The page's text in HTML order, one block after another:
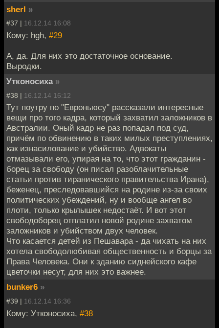
sherl »
#37 | 16.12.14 16:08
Кому: hgh, #29
А, да. Для них это достаточное основание.
Выродки.
Утконосиха »
#38 | 16.12.14 16:12
Тут поутру по "Евроньюсу" рассказали интересные
вещи про того кадра, который захватил заложников в
Австралии. Оный кадр не раз попадал под суд,
причём по обвинению в таких милых преступлениях,
как изнасилование и убийство. Адвокаты
отмазывали его, упирая на то, что этот гражданин -
борец за свободу (он писал разоблачительные
статьи против тиранического правительства Ирана),
беженец, преследовавшийся на родине из-за своих
политических убеждений, ну и вообще ангел во
плоти, только крылышек недостаёт. И вот этот
свободоборец отплатил новой родине захватом
заложников и убийством двух человек.
Что касается детей из Пешавара - да чихать на них
хотела свободолюбивая общественность и борцы за
Права Человека. Они к зданию сиднейского кафе
цветочки несут, для них это важнее.
bunker6 »
#39 | 16.12.14 16:36
Кому: Утконосиха, #38